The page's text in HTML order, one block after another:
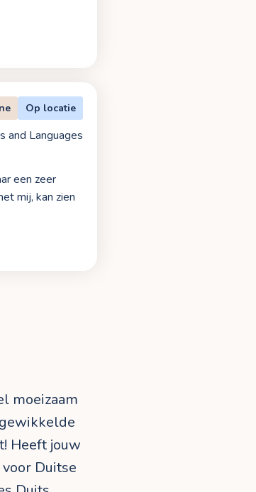
Op locatie
and Languages
een zeer
mij, kan zien
moeizaam
Heeft jouw
Duitse